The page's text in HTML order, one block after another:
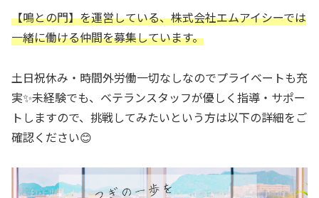
【鳴との門】を運営している、株式会社エムアイシーでは
一緒に働ける仲間を募集しています。
土日祝休み・時間外労働一切なしなのでプライベートも充
実✨未経験でも、ベテランスタッフが優しく指導・サポー
トしますので、挑戦してみたいという方は以下の詳細をご
確認ください😊